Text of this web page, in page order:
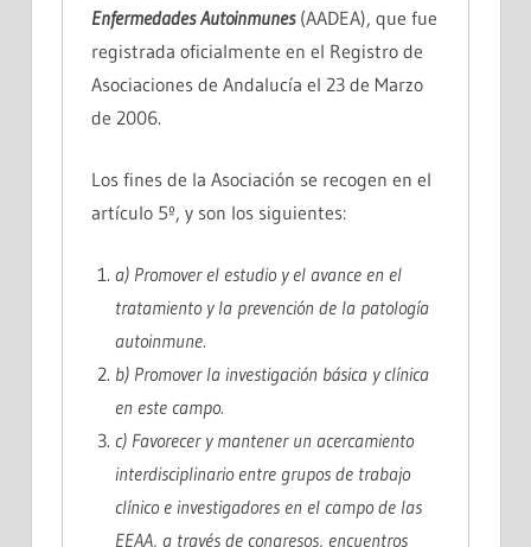
Enfermedades Autoinmunes (AADEA), que fue
registrada oficialmente en el Registro de
Asociaciones de Andalucía el 23 de Marzo
de 2006.
Los fines de la Asociación se recogen en el
artículo 5º, y son los siguientes:
a) Promover el estudio y el avance en el
tratamiento y la prevención de la patología
autoinmune.
b) Promover la investigación básica y clínica
en este campo.
c) Favorecer y mantener un acercamiento
interdisciplinario entre grupos de trabajo
clínico e investigadores en el campo de las
EEAA, a través de congresos, encuentros